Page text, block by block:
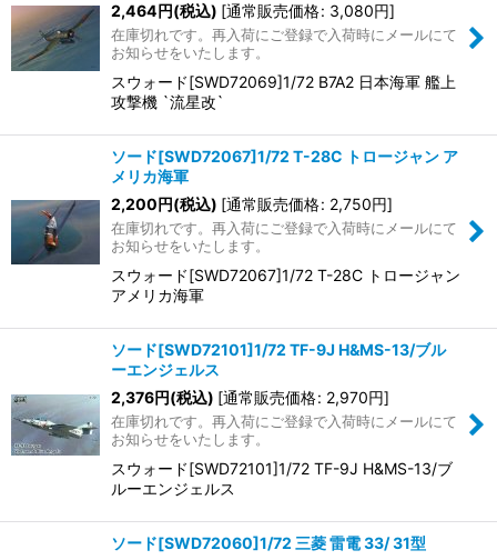
並び順:
絞り込む
2,464円(税込) [通常販売価格: 3,080円]
在庫切れです。再入荷にご登録で入荷時にメールにて
お知らせをいたします。
スウォード[SWD72069]1/72 B7A2 日本海軍 艦上
攻撃機 `流星改`
ソード[SWD72067]1/72 T-28C トロージャン ア
メリカ海軍
2,200円(税込) [通常販売価格: 2,750円]
在庫切れです。再入荷にご登録で入荷時にメールにて
お知らせをいたします。
スウォード[SWD72067]1/72 T-28C トロージャン
アメリカ海軍
ソード[SWD72101]1/72 TF-9J H&MS-13/ブル
ーエンジェルス
2,376円(税込) [通常販売価格: 2,970円]
在庫切れです。再入荷にご登録で入荷時にメールにて
お知らせをいたします。
スウォード[SWD72101]1/72 TF-9J H&MS-13/ブ
ルーエンジェルス
ソード[SWD72060]1/72 三菱 雷電 33/ 31型